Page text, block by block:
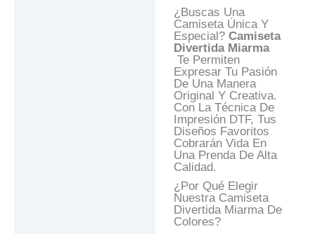
¿Buscas Una
Camiseta Única Y
Especial?Camiseta
Divertida Miarma
Te Permiten
Expresar Tu Pasión
De Una Manera
Original Y Creativa.
Con La Técnica De
Impresión DTF, Tus
Diseños Favoritos
Cobrarán Vida En
Una Prenda De Alta
Calidad.
¿Por Qué Elegir
Nuestra Camiseta
Divertida Miarma De
Colores?